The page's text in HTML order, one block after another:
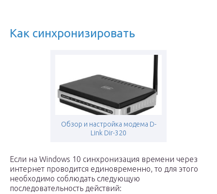
Как синхронизировать
Обзор и настройка модема D-
Link Dir-320
Если на Windows 10 синхронизация времени через
интернет проводится единовременно, то для этого
необходимо соблюдать следующую
последовательность действий: